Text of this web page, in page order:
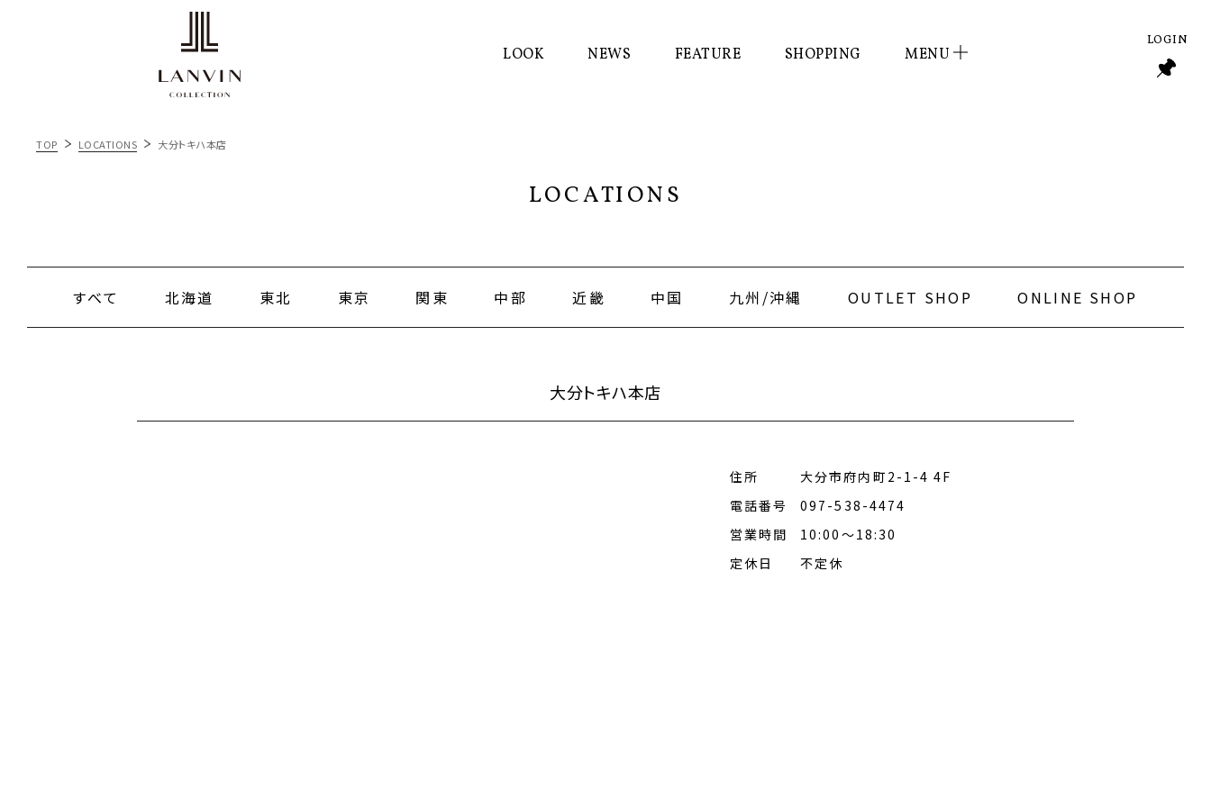
LOOK NEWS FEATURE SHOPPING MENU
LOGIN
TOP LOCATIONS 大分トキハ本店
LOCATIONS
すべて 北海道 東北 東京 関東 中部 近畿 中国 九州/沖縄 OUTLET SHOP ONLINE SHOP
大分トキハ本店
住所
大分市府内町2-1-4 4F
電話番号
097-538-4474
営業時間
10:00～18:30
定休日
不定休